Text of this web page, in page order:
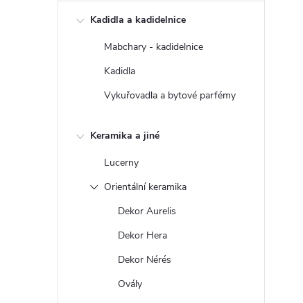
Kadidla a kadidelnice
Mabchary - kadidelnice
Kadidla
Vykuřovadla a bytové parfémy
Keramika a jiné
Lucerny
Orientální keramika
Dekor Aurelis
Dekor Hera
Dekor Nérés
Ovály